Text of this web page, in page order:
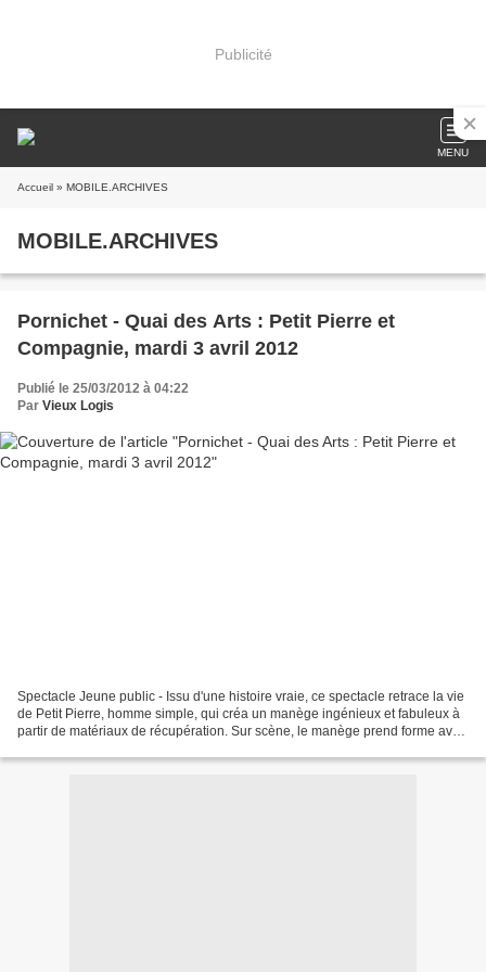
Publicité
MENU
Accueil » MOBILE.ARCHIVES
MOBILE.ARCHIVES
Pornichet - Quai des Arts : Petit Pierre et
Compagnie, mardi 3 avril 2012
Publié le 25/03/2012 à 04:22
Par Vieux Logis
Spectacle Jeune public - Issu d'une histoire vraie, ce spectacle retrace la vie
de Petit Pierre, homme simple, qui créa un manège ingénieux et fabuleux à
partir de matériaux de récupération. Sur scène, le manège prend forme avec